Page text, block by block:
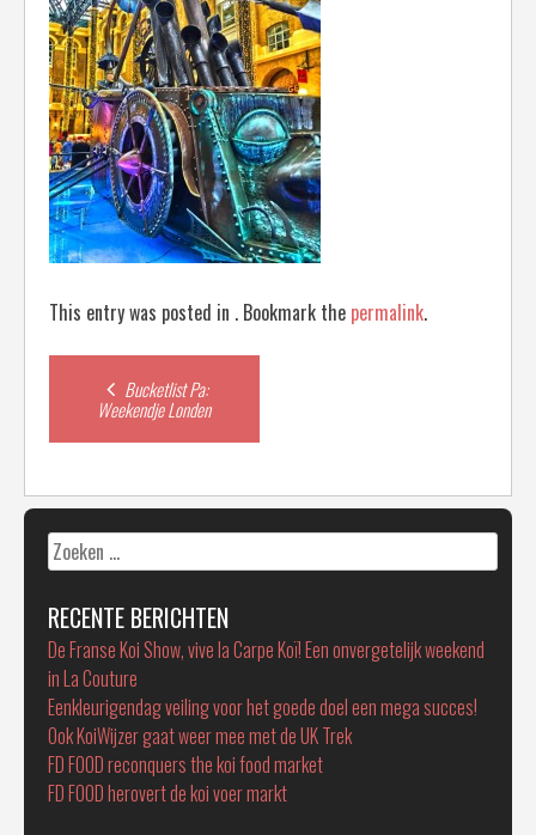
This entry was posted in . Bookmark the permalink.
Post
navigation
Bucketlist Pa:
Weekendje Londen
Zoeken
naar:
RECENTE BERICHTEN
De Franse Koi Show, vive la Carpe Koï! Een onvergetelijk weekend
in La Couture
Eenkleurigendag veiling voor het goede doel een mega succes!
Ook KoiWijzer gaat weer mee met de UK Trek
FD FOOD reconquers the koi food market
FD FOOD herovert de koi voer markt